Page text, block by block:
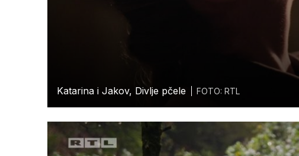
Katarina i Jakov, Divlje pčele FOTO: RTL